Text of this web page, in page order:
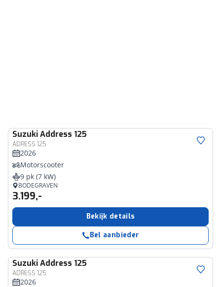
SuzukiAddress 125
ADRESS 125
2026
Motorscooter
9 pk (7 kW)
BODEGRAVEN
3.199,-
Bekijk details
Bel aanbieder
SuzukiAddress 125
ADRESS 125
2026